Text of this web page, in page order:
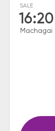
SALE
16:20
Machagai